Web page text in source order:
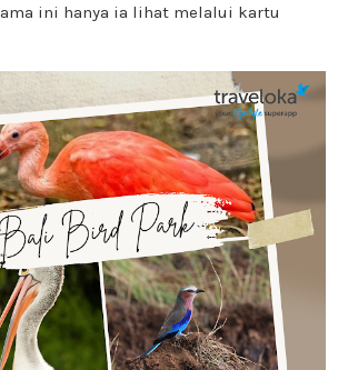
ini hanya ia lihat melalui kartu